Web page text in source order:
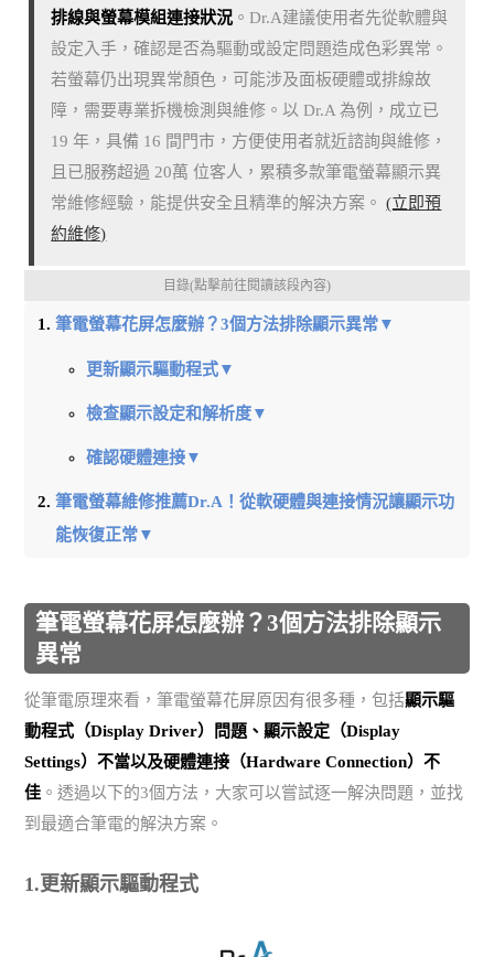
排線與螢幕模組連接狀況 。Dr.A建議使用者先從軟體與
設定入手，確認是否為驅動或設定問題造成色彩異常。
若螢幕仍出現異常顏色，可能涉及面板硬體或排線故
障，需要專業拆機檢測與維修。以 Dr.A 為例，成立已
19 年，具備 16 間門市，方便使用者就近諮詢與維修，
且已服務超過 20萬 位客人，累積多款筆電螢幕顯示異
常維修經驗，能提供安全且精準的解決方案。(立即預
約維修)
目錄(點擊前往閱讀該段內容)
筆電螢幕花屏怎麼辦？3個方法排除顯示異常▼
更新顯示驅動程式▼
檢查顯示設定和解析度▼
確認硬體連接▼
筆電螢幕維修推薦Dr.A！從軟硬體與連接情況讓顯示功
能恢復正常▼
筆電螢幕花屏怎麼辦？3個方法排除顯示
異常
從筆電原理來看，筆電螢幕花屏原因有很多種，包括顯示驅
動程式（Display Driver）問題、顯示設定（Display
Settings）不當以及硬體連接（Hardware Connection）不
佳 。透過以下的3個方法，大家可以嘗試逐一解決問題，並找
到最適合筆電的解決方案。
1.更新顯示驅動程式